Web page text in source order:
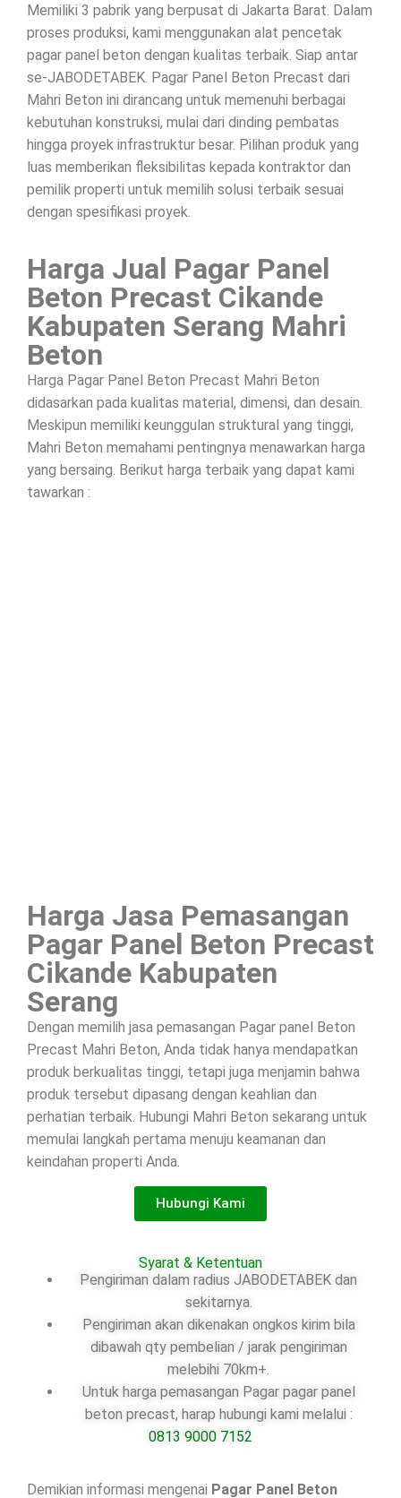
Memiliki 3 pabrik yang berpusat di Jakarta Barat. Dalam
proses produksi, kami menggunakan alat pencetak
pagar panel beton dengan kualitas terbaik. Siap antar
se-JABODETABEK. Pagar Panel Beton Precast dari
Mahri Beton ini dirancang untuk memenuhi berbagai
kebutuhan konstruksi, mulai dari dinding pembatas
hingga proyek infrastruktur besar. Pilihan produk yang
luas memberikan fleksibilitas kepada kontraktor dan
pemilik properti untuk memilih solusi terbaik sesuai
dengan spesifikasi proyek.
Harga Jual Pagar Panel
Beton Precast Cikande
Kabupaten Serang Mahri
Beton
Harga Pagar Panel Beton Precast Mahri Beton
didasarkan pada kualitas material, dimensi, dan desain.
Meskipun memiliki keunggulan struktural yang tinggi,
Mahri Beton memahami pentingnya menawarkan harga
yang bersaing. Berikut harga terbaik yang dapat kami
tawarkan :
Harga Jasa Pemasangan
Pagar Panel Beton Precast
Cikande Kabupaten
Serang
Dengan memilih jasa pemasangan Pagar panel Beton
Precast Mahri Beton, Anda tidak hanya mendapatkan
produk berkualitas tinggi, tetapi juga menjamin bahwa
produk tersebut dipasang dengan keahlian dan
perhatian terbaik. Hubungi Mahri Beton sekarang untuk
memulai langkah pertama menuju keamanan dan
keindahan properti Anda.
Hubungi Kami
Syarat & Ketentuan
Pengiriman dalam radius JABODETABEK dan
sekitarnya.
Pengiriman akan dikenakan ongkos kirim bila
dibawah qty pembelian / jarak pengiriman
melebihi 70km+.
Untuk harga pemasangan Pagar pagar panel
beton precast, harap hubungi kami melalui :
0813 9000 7152
Demikian informasi mengenai Pagar Panel Beton